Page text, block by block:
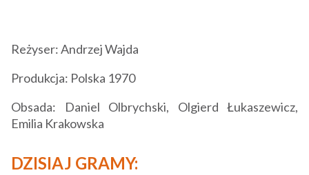
Reżyser: Andrzej Wajda
Produkcja: Polska 1970
Obsada: Daniel Olbrychski, Olgierd Łukaszewicz,
Emilia Krakowska
DZISIAJ GRAMY: